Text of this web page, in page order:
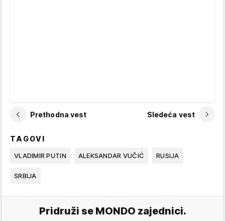
Prethodna vest Sledeća vest
TAGOVI
VLADIMIR PUTIN ALEKSANDAR VUČIĆ RUSIJA
SRBIJA
Pridruži se MONDO zajednici.